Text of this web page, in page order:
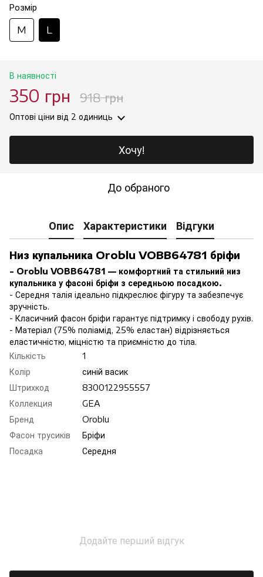
Розмір
M L
В наявності
350 грн 918 грн
Оптові ціни від 2 одиниць
Хочу!
До обраного
Опис Характеристики Відгуки
Низ купальника Oroblu VOBB64781 бріфи
- Oroblu VOBB64781 — комфортний та стильний низ
купальника у фасоні бріфи з середньою посадкою.
- Середня талія ідеально підкреслює фігуру та забезпечує
зручність.
- Класичний фасон бріфи гарантує підтримку і свободу рухів.
- Матеріал (75% поліамід, 25% еластан) відрізняється
еластичністю, міцністю та приємністю до тіла.
Кількість
1
Колір
синій васик
Штрихкод
8300122955557
Коллекция
GEA
Бренд
Oroblu
Фасон трусиків
Бріфи
Посадка
Середня
Додайте перший відгук